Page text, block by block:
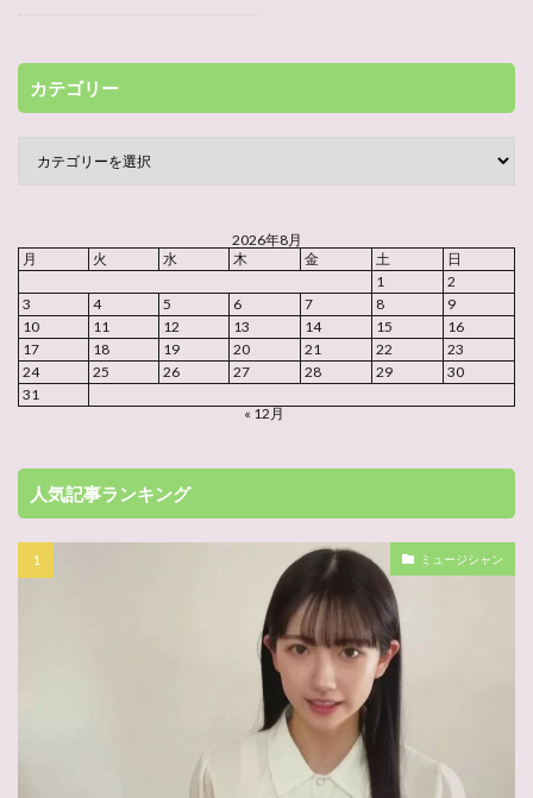
カテゴリー
2026年8月
月
火 水 木 金 土
日
1
2
3
4 5 6 7 8
9
10
11 12 13 14 15
16
17
18 19 20 21 22
23
24
25 26 27 28 29
30
31
« 12月
人気記事ランキング
ミュージシャン